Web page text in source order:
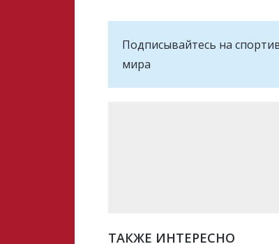
Подписывайтесь на
мира
ТАКЖЕ ИНТЕРЕСНО